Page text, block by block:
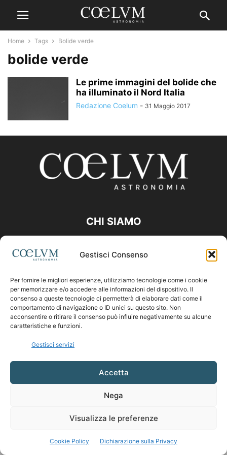
Gestisci Consenso
Per fornire le migliori esperienze, utilizziamo tecnologie come i cookie
per memorizzare e/o accedere alle informazioni del dispositivo. Il
consenso a queste tecnologie ci permetterà di elaborare dati come il
comportamento di navigazione o ID unici su questo sito. Non
acconsentire o ritirare il consenso può influire negativamente su alcune
caratteristiche e funzioni.
Gestisci servizi
Accetta
Nega
Visualizza le preferenze
Cookie Policy Dichiarazione sulla Privacy
Home Tags Bolide verde
bolide verde
Le prime immagini del bolide che
ha illuminato il Nord Italia
Redazione Coelum - 31 Maggio 2017
CHI SIAMO
Contattaci:coelumastro@coelum.com
SEGUICI